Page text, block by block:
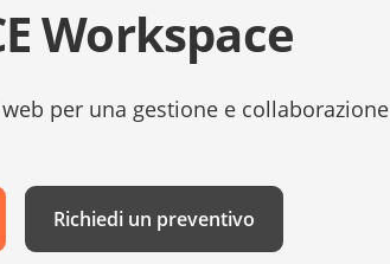
Workspace
per una gestione e collaborazione
Richiedi un preventivo